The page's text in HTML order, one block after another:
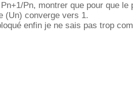
Pn, montrer que pour que le
(Un) converge vers 1.
enfin je ne sais pas trop